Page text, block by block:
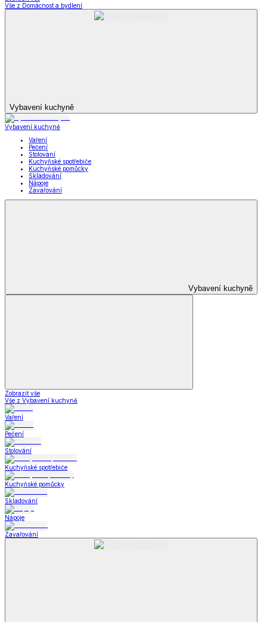
Vše z Domácnost a bydlení
Vybavení kuchyně
Vybavení kuchyně
Vaření
Pečení
Stolování
Kuchyňské spotřebiče
Kuchyňské pomůcky
Skladování
Nápoje
Zavařování
Vybavení kuchyně
Zobrazit vše
Vše z Vybavení kuchyně
Vaření
Pečení
Stolování
Kuchyňské spotřebiče
Kuchyňské pomůcky
Skladování
Nápoje
Zavařování